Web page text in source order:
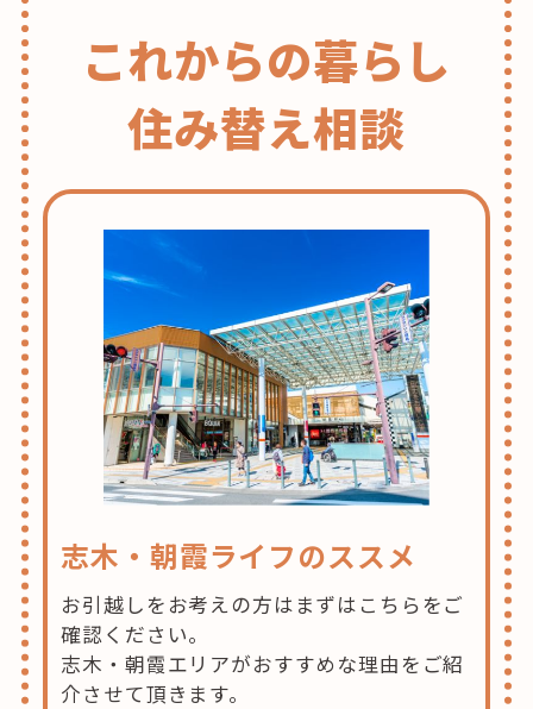
これからの暮らし
住み替え相談
志木・朝霞ライフのススメ
お引越しをお考えの方はまずはこちらをご
確認ください。
志木・朝霞エリアがおすすめな理由をご紹
介させて頂きます。